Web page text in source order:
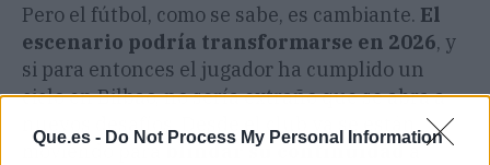
Que.es - Do Not Process My Personal Information
Pero el fútbol, como se sabe, es cambiante. El
escenario podría transformarse en 2026, y
si para entonces el jugador ha cumplido un
ciclo en Bilbao, no sería extraño que se abra a
nuevos desafíos. Desde el club ya se están
moviendo parablindar su continuidada